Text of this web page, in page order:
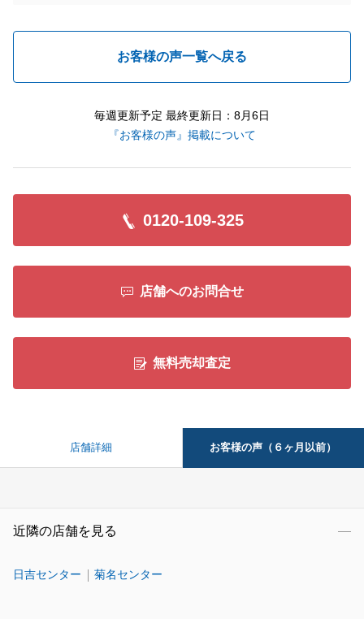
お客様の声一覧へ戻る
毎週更新予定 最終更新日：8月6日
『お客様の声』掲載について
0120-109-325
店舗へのお問合せ
無料売却査定
店舗詳細 お客様の声（６ヶ月以前）
近隣の店舗を見る
日吉センター 菊名センター